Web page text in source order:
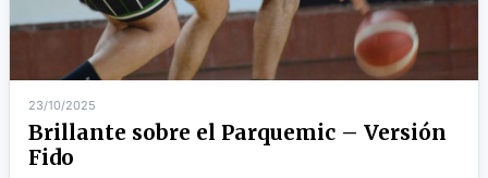
23/10/2025
Brillante sobre el Parquemic – Versión
Fido